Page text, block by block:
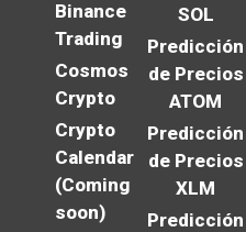
Binance
Trading
Cosmos
Crypto
Crypto
Calendar
(Coming
soon)
SOL
Predicción
de Precios
ATOM
Predicción
de Precios
XLM
Predicción